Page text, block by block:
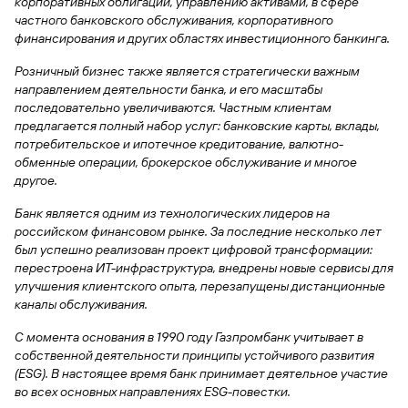
специальные
предложения
Газпром
Бонус
«Плюс»
Информация
для
держателей
Дополнительная
карта-стикер
Банки-
Gazprom
Pay
полезно
задаваемые
вопросы
Калькулятор
вкладов
поиск
по
сайту
Кредит
Отчет о
кредитной
Кредитный
помощник
Быстрый
по
сайту
Кредит
Открыть
брокерский
Брокерское
обслуживание
Инвестиционные
продукты
управления
Налоговый
вычет
поиск
по
сайту
Отчет о
кредитной
истории
Станьте
партнером
Быстрый
поиск
сайту
Кредит
Кредитный
Отчет о
кредитной
истории
Станьте
Партнерам
Информация
для
партнеров
Быстрый
поиск
по
Gazprom
Интернет-
банк
Мобильное
приложение
GPB-
i-
Trade
GorodPay
Открыть
брокерский
счет
Отделения
банка
Банкоматы
инкассация
с Moniron
Онлайн-
касса 3 в 1 с
эквайрингом
Может
быть
полезно
115-ФЗ
для
малого
бизнеса
115-ФЗ
среднего
бизнеса
сервисы
«Копии
документов»
и «Справки»
Быстрый
поиск
по
сайту
Курсы
валют
оплата
таможенных
платежей
Быстрый
поиск
по
сайту
по
сайту
Кредит
сайту
Кредит
частного банковского обслуживания, корпоративного
финансирования и других областях инвестиционного банкинга.
Розничный бизнес также является стратегически важным
направлением деятельности банка, и его масштабы
последовательно увеличиваются. Частным клиентам
предлагается полный набор услуг: банковские карты, вклады,
потребительское и ипотечное кредитование, валютно-
обменные операции, брокерское обслуживание и многое
другое.
Банк является одним из технологических лидеров на
российском финансовом рынке. За последние несколько лет
был успешно реализован проект цифровой трансформации:
перестроена ИТ-инфраструктура, внедрены новые сервисы для
улучшения клиентского опыта, перезапущены дистанционные
каналы обслуживания.
С момента основания в 1990 году Газпромбанк учитывает в
собственной деятельности принципы устойчивого развития
(ESG). В настоящее время банк принимает деятельное участие
во всех основных направлениях ESG-повестки.